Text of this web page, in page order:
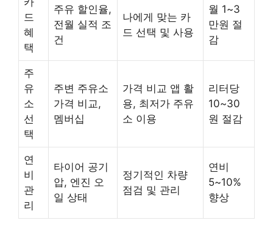
드
혜
택
주유 할인율,
전월 실적 조
건
나에게 맞는 카
드 선택 및 사용
월 1~3
만원 절
감
주
유
소
선
택
주변 주유소
가격 비교,
멤버십
가격 비교 앱 활
용, 최저가 주유
소 이용
리터당
10~30
원 절감
연
비
관
리
타이어 공기
압, 엔진 오
일 상태
정기적인 차량
점검 및 관리
연비
5~10%
향상